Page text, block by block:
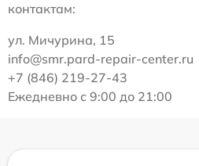
контактам:
ул. Мичурина, 15
info@smr.pard-repair-center.ru
+7 (846) 219-27-43
Ежедневно с 9:00 до 21:00